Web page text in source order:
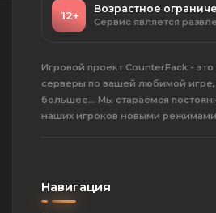
12+
Возрастное
Сервис является
Игровой проект CounterFack - это
серверы по вашей любимой игре,
большее... Мы стараемся
наших игроков новыми
Навигация